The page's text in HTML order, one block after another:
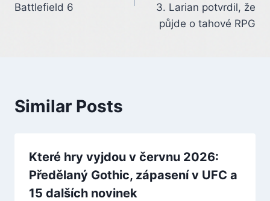
Battlefield 6
3. Larian potvrdil, že
půjde o tahové RPG
Similar Posts
Které hry vyjdou v červnu 2026:
Předělaný Gothic, zápasení v UFC a
15 dalších novinek